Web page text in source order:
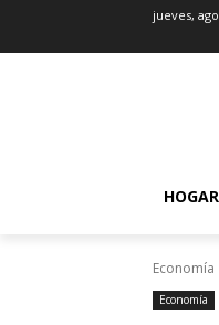
jueves,
HOGAR
Economía
Economía